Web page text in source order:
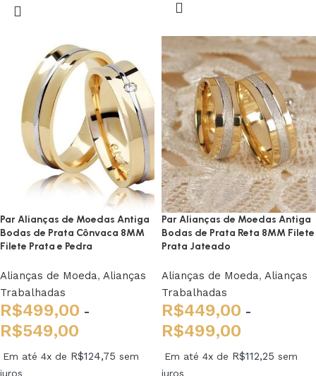
Par Alianças de Moedas Antiga
Bodas de Prata Cônvaca 8MM
Filete Prata e Pedra
Alianças de Moeda, Alianças
Trabalhadas
R$499,00 -
R$549,00
Em até 4x de R$124,75 sem
juros
Par Alianças de Moedas Antiga
Bodas de Prata Reta 8MM Filete
Prata Jateado
Alianças de Moeda, Alianças
Trabalhadas
R$449,00 -
R$499,00
Em até 4x de R$112,25 sem
juros